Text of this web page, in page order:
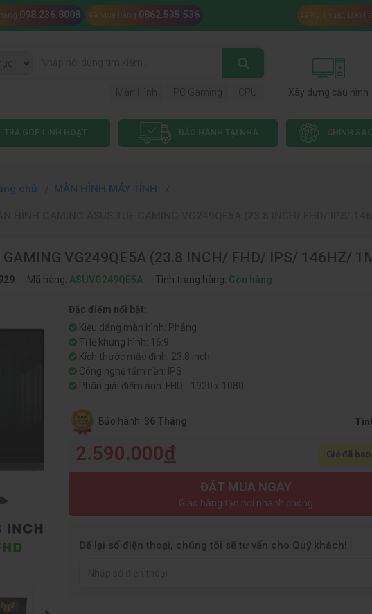
098.236.8008 Mua hàng 0862.535.536 Kỹ Thuật, Bảo
Màn Hình PC Gaming CPU Xây dựng cấu hình
TRẢ GÓP LINH HOẠT BẢO HÀNH TẠI NHÀ CHÍNH
chủ MÀN HÌNH MÁY TÍNH
VG249QE5A (23.8 INCH/ FHD/ IPS/ 146HZ/
Mã hàng: ASUVG249QE5A Tình trạng hàng: Còn hàng
Đặc điểm nổi bật:
Kiểu dáng màn hình: Phẳng
Tỉ lệ khung hình: 16:9
Kích thước mặc định: 23.8 inch
Công nghệ tấm nền: IPS
Phân giải điểm ảnh: FHD - 1920 x 1080
Bảo hành: 36 Tháng
2.590.000đ Giá đã
ĐẶT MUA NGAY
Giao hàng tận nơi nhanh chóng
Để lại số điện thoại, chúng tôi sẽ tư vấn cho Quý khách!